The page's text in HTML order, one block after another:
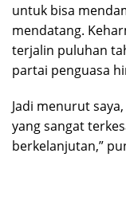
untuk bisa
mendatang.
terjalin puluhan
partai penguasa
Jadi menurut
yang sangat
berkelanjutan,”